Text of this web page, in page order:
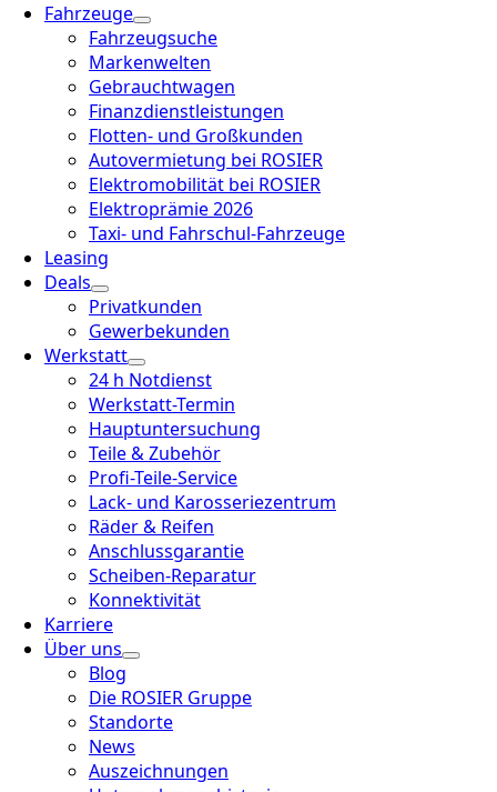
Fahrzeuge
Fahrzeugsuche
Markenwelten
Gebrauchtwagen
Finanzdienstleistungen
Flotten- und Großkunden
Autovermietung bei ROSIER
Elektromobilität bei ROSIER
Elektroprämie 2026
Taxi- und Fahrschul-Fahrzeuge
Leasing
Deals
Privatkunden
Gewerbekunden
Werkstatt
24 h Notdienst
Werkstatt-Termin
Hauptuntersuchung
Teile & Zubehör
Profi-Teile-Service
Lack- und Karosseriezentrum
Räder & Reifen
Anschlussgarantie
Scheiben-Reparatur
Konnektivität
Karriere
Über uns
Blog
Die ROSIER Gruppe
Standorte
News
Auszeichnungen